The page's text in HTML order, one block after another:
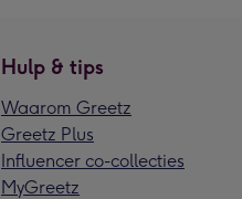
Hulp & tips
Waarom Greetz
Greetz Plus
Influencer co-collecties
MyGreetz